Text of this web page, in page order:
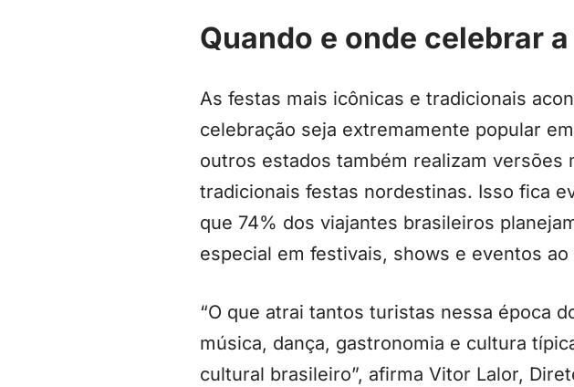
Quando e onde celebrar
As festas mais icônicas e tradicionais
celebração seja extremamente popular
outros estados também realizam versões
tradicionais festas nordestinas. Isso fica
que 74% dos viajantes brasileiros
especial em festivais, shows e eventos
“O que atrai tantos turistas nessa época
música, dança, gastronomia e cultura
cultural brasileiro”, afirma Vitor Lalor,